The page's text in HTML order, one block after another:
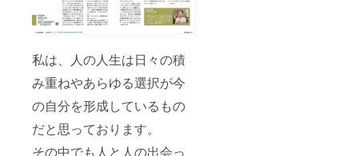
私は、人の人生は日々の積
み重ねやあらゆる選択が今
の自分を形成しているもの
だと思っております。
その中でも人と人の出会っ